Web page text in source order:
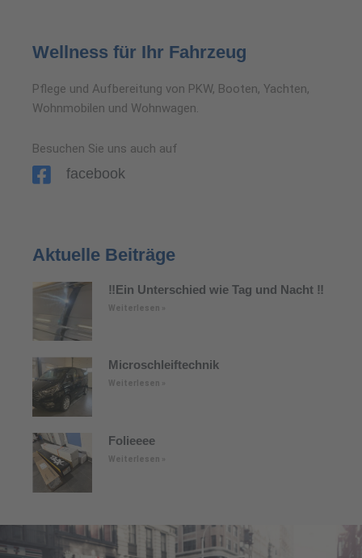
Wellness für Ihr Fahrzeug
Pflege und Aufbereitung von PKW, Booten, Yachten,
Wohnmobilen und Wohnwagen.
Besuchen Sie uns auch auf
facebook
Aktuelle Beiträge
‼️Ein Unterschied wie Tag und Nacht ‼️
Weiterlesen »
Microschleiftechnik
Weiterlesen »
Folieeee
Weiterlesen »